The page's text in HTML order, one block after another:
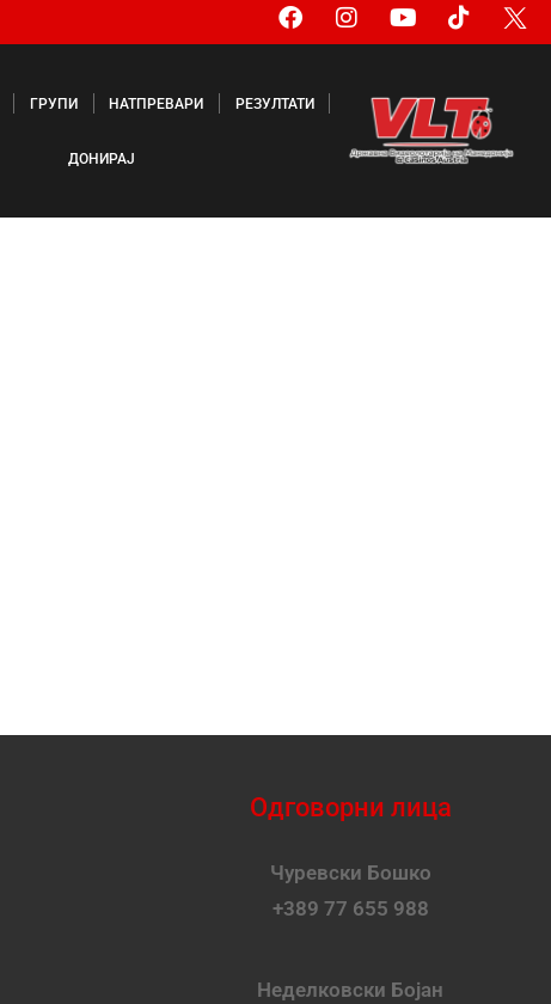
ГРУПИ НАТПРЕВАРИ РЕЗУЛТАТИ
ДОНИРАЈ
Одговорни лица
Чуревски Бошко
+389 77 655 988
Неделковски Бојан